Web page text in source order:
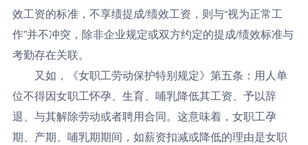
效工资的标准，不享绩提成/绩效工资，则与“视为正常工
作”并不冲突，除非企业规定或双方约定的提成/绩效标准与
考勤存在关联。
又如，《女职工劳动保护特别规定》第五条：用人单
位不得因女职工怀孕、生育、哺乳降低其工资、予以辞
退、与其解除劳动或者聘用合同。 这意味着，女职工孕
期、产期、哺乳期期间，如薪资扣减或降低的理由是女职